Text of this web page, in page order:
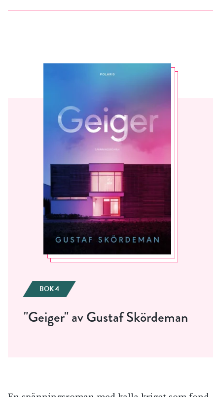
BOK 4
"Geiger" av Gustaf Skördeman